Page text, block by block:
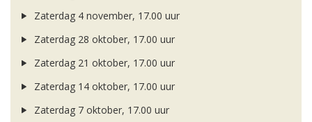
Zaterdag 4 november, 17.00 uur
Zaterdag 28 oktober, 17.00 uur
Zaterdag 21 oktober, 17.00 uur
Zaterdag 14 oktober, 17.00 uur
Zaterdag 7 oktober, 17.00 uur